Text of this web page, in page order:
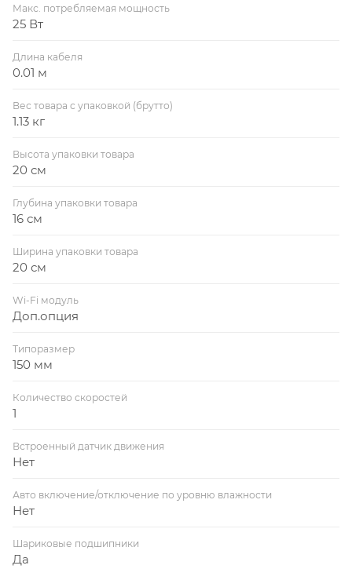
Макс. потребляемая мощность
25 Вт
Длина кабеля
0.01 м
Вес товара с упаковкой (брутто)
1.13 кг
Высота упаковки товара
20 см
Глубина упаковки товара
16 см
Ширина упаковки товара
20 см
Wi-Fi модуль
Доп.опция
Типоразмер
150 мм
Количество скоростей
1
Встроенный датчик движения
Нет
Авто включение/отключение по уровню влажности
Нет
Шариковые подшипники
Да